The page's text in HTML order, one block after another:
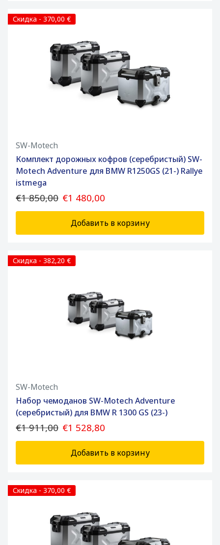
Скидка - 370,00 €
SW-Motech
Комплект дорожных кофров (серебристый) SW-
Motech Adventure для BMW R1250GS (21-) Rallye
istmega
€1 850,00 €1 480,00
Добавить в корзину
Скидка - 382,20 €
SW-Motech
Набор чемоданов SW-Motech Adventure
(серебристый) для BMW R 1300 GS (23-)
€1 911,00 €1 528,80
Добавить в корзину
Скидка - 370,00 €